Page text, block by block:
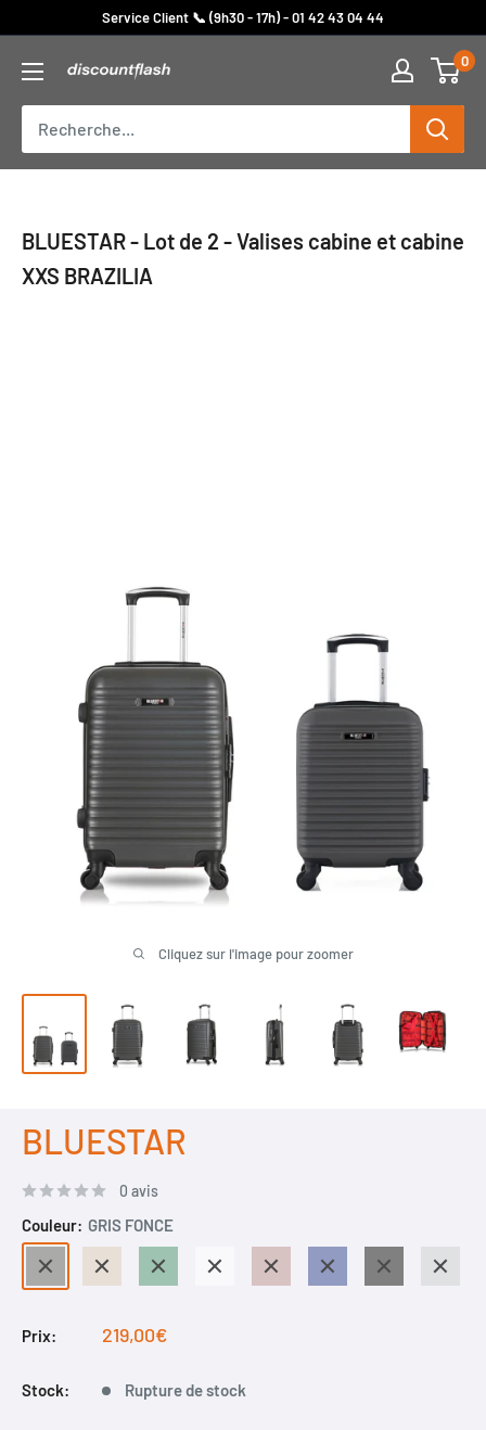
contenu
Service Client 📞 (9h30 - 17h) - 01 42 43 04 44
Discount
Flash
0
BLUESTAR - Lot de 2 - Valises cabine et cabine
XXS BRAZILIA
Cliquez sur l'image pour zoomer
BLUESTAR
0 avis
Couleur: GRIS FONCE
GRIS
FONCE
BEIGE VERT TERRACOTTA
ROSE
DORE
MARINE NOIR GRIS
Prix:
Prix
219,00€
Stock: Rupture de stock